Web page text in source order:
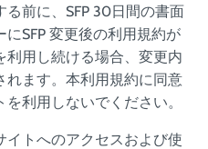
前に、SFP 30日間の書面
SFP 変更後の利用規約が
用し続ける場合、変更内
れます。本利用規約に同意
利用しないでください。
イトへのアクセスおよび使